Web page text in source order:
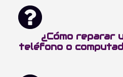
¿Cómo reparar
teléfono o